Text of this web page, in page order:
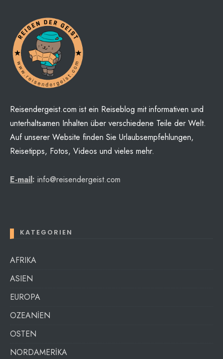
Reisendergeist.com ist ein Reiseblog mit informativen und
unterhaltsamen Inhalten über verschiedene Teile der Welt.
Auf unserer Website finden Sie Urlaubsempfehlungen,
Reisetipps, Fotos, Videos und vieles mehr.
E-mail: info@reisendergeist.com
KATEGORIEN
AFRIKA
ASIEN
EUROPA
OZEANİEN
OSTEN
NORDAMERİKA